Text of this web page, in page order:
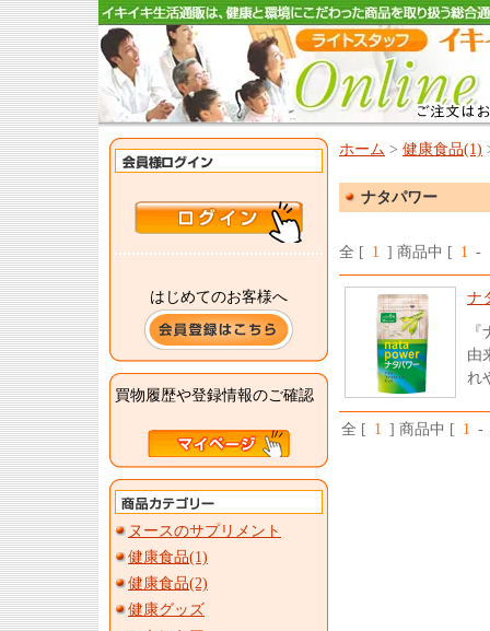
はじめてのお客様へ
買物履歴や登録情報のご確認
ヌースのサプリメント
健康食品(1)
健康食品(2)
健康グッズ
ホーム > 健康食品(1)
ナタパワー
全 [ 1 ] 商品中 [ 1 -
ナ
由
れ
全 [ 1 ] 商品中 [ 1 -